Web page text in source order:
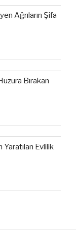
Ağrıların Şifa
Bırakan
Evlilik